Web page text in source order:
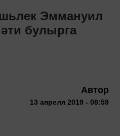
Эммануил
булырга
Автор
13 апреля 2019 - 08:59